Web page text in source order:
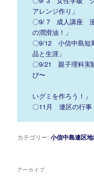
アレンジ作り」
〇9/ 7 成人講座 漫
の潤滑油！」
〇9/12 小信中島短
品と生涯」
〇9/21 親子理科実
び〜
お
いグミを作ろう！」
〇11月 連区の行事
カテゴリー:小信中島連区
アーカイブ